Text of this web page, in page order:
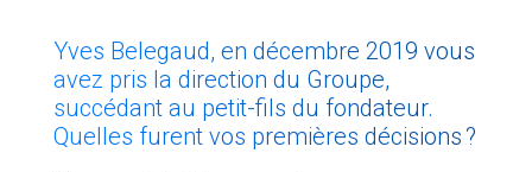
Yves Belegaud, en décembre 2019 vous
avez pris la direction du Groupe,
succédant au petit-fils du fondateur.
Quelles furent vos premières décisions ?